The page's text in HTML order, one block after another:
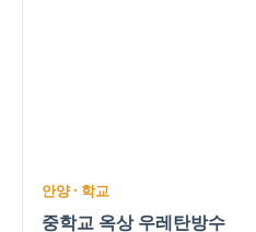
안양 · 학교
중학교 옥상 우레탄방수